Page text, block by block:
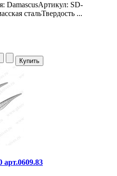
DamascusАртикул: SD-
стальТвердость ...